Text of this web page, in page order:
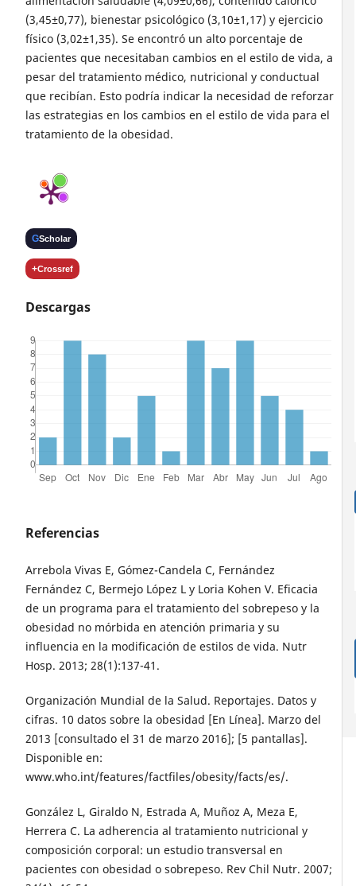
(3,45±0,77), bienestar psicológico (3,10±1,17) y ejercicio
físico (3,02±1,35). Se encontró un alto porcentaje de
pacientes que necesitaban cambios en el estilo de vida, a
pesar del tratamiento médico, nutricional y conductual
que recibían. Esto podría indicar la necesidad de reforzar
las estrategias en los cambios en el estilo de vida para el
tratamiento de la obesidad.
GScholar
+Crossref
Descargas
Referencias
Arrebola Vivas E, Gómez-Candela C, Fernández
Fernández C, Bermejo López L y Loria Kohen V. Eficacia
de un programa para el tratamiento del sobrepeso y la
obesidad no mórbida en atención primaria y su
influencia en la modificación de estilos de vida. Nutr
Hosp. 2013; 28(1):137-41.
Organización Mundial de la Salud. Reportajes. Datos y
cifras. 10 datos sobre la obesidad [En Línea]. Marzo del
2013 [consultado el 31 de marzo 2016]; [5 pantallas].
Disponible en:
www.who.int/features/factfiles/obesity/facts/es/.
González L, Giraldo N, Estrada A, Muñoz A, Meza E,
Herrera C. La adherencia al tratamiento nutricional y
composición corporal: un estudio transversal en
pacientes con obesidad o sobrepeso. Rev Chil Nutr. 2007;